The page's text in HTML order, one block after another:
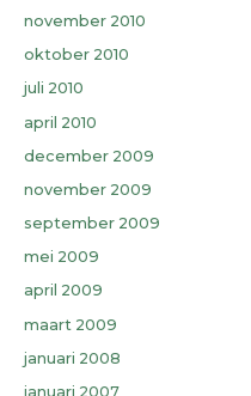
november 2010
oktober 2010
juli 2010
april 2010
december 2009
november 2009
september 2009
mei 2009
april 2009
maart 2009
januari 2008
januari 2007